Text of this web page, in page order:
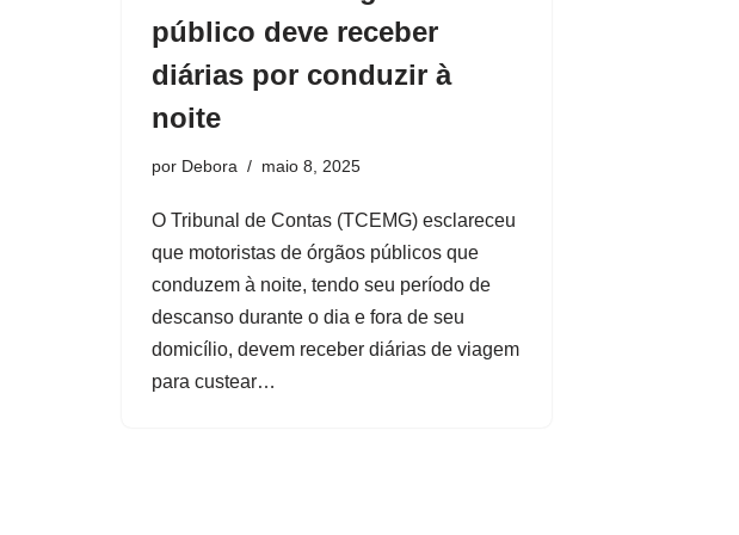
público deve receber
diárias por conduzir à
noite
por Debora maio 8, 2025
O Tribunal de Contas (TCEMG) esclareceu
que motoristas de órgãos públicos que
conduzem à noite, tendo seu período de
descanso durante o dia e fora de seu
domicílio, devem receber diárias de viagem
para custear…